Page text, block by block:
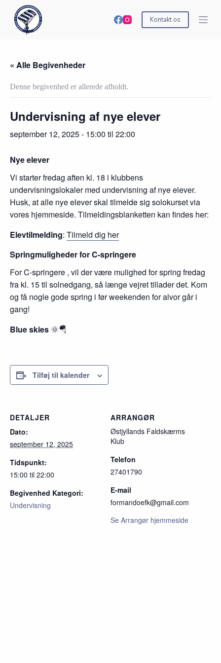
c
t
e
Kontakt os
« Alle Begivenheder
Denne begivenhed er allerede afholdt.
Undervisning af nye elever
september 12, 2025 - 15:00 til 22:00
Nye elever
Vi starter fredag aften kl. 18 i klubbens
undervisningslokaler med undervisning af nye elever.
Husk, at alle nye elever skal tilmelde sig solokurset via
vores hjemmeside. Tilmeldingsblanketten kan findes her:
Elevtilmelding: Tilmeld dig her
Springmuligheder for C-springere
For C-springere , vil der være mulighed for spring fredag
fra kl. 15 til solnedgang, så længe vejret tillader det. Kom
og få nogle gode spring i før weekenden for alvor går i
gang!
Blue skies 🌞🪂
Tilføj til kalender
DETALJER
Dato:
september 12, 2025
Tidspunkt:
15:00 til 22:00
Begivenhed Kategori:
Undervisning
ARRANGØR
Østjyllands Faldskærms
Klub
Telefon
27401790
E-mail
formandoefk@gmail.com
Se Arrangør hjemmeside